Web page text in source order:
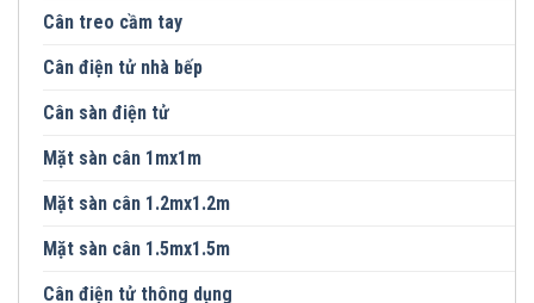
Cân treo cầm tay
Cân điện tử nhà bếp
Cân sàn điện tử
Mặt sàn cân 1mx1m
Mặt sàn cân 1.2mx1.2m
Mặt sàn cân 1.5mx1.5m
Cân điện tử thông dụng